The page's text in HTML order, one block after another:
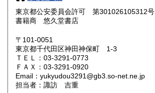
奈良県
鳥取県 1,470円
岡山県 1,470円
山口県
東京都公安委員会許可 第301026105312号
書籍商 悠久堂書店
〒101-0051
東京都千代田区神田神保町 1-3
ＴＥＬ：03-3291-0773
ＦＡＸ：03-3291-0920
Email：yukyudou3291@gb3.so-net.ne.jp
担当者：諏訪 吉重